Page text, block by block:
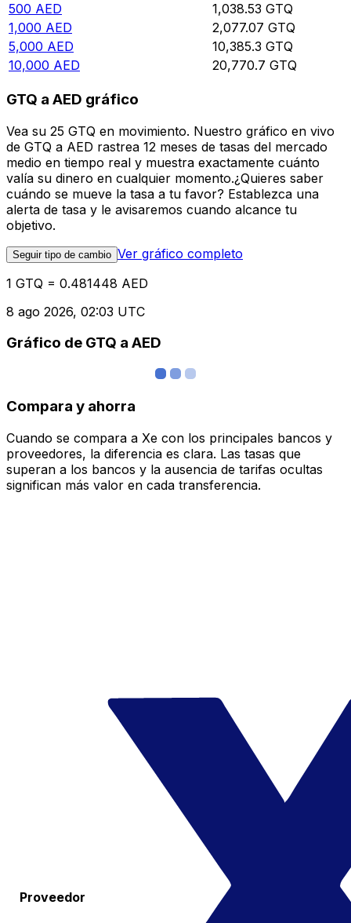
500 AED 1,038.53 GTQ
1,000 AED 2,077.07 GTQ
5,000 AED 10,385.3 GTQ
10,000 AED 20,770.7 GTQ
GTQ a AED gráfico
Vea su 25 GTQ en movimiento. Nuestro gráfico en vivo
de GTQ a AED rastrea 12 meses de tasas del mercado
medio en tiempo real y muestra exactamente cuánto
valía su dinero en cualquier momento.¿Quieres saber
cuándo se mueve la tasa a tu favor? Establezca una
alerta de tasa y le avisaremos cuando alcance tu
objetivo.
Seguir tipo de cambio Ver gráfico completo
1 GTQ = 0.481448 AED
8 ago 2026, 02:03 UTC
Gráfico de GTQ a AED
Compara y ahorra
Cuando se compara a Xe con los principales bancos y
proveedores, la diferencia es clara. Las tasas que
superan a los bancos y la ausencia de tarifas ocultas
significan más valor en cada transferencia.
Proveedor